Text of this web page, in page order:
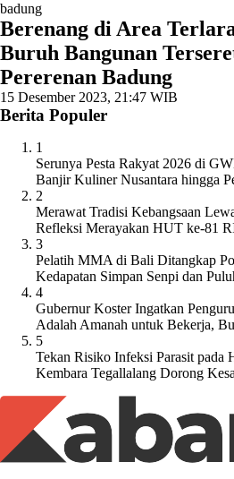
badung
Berenang di Area
Buruh Bangunan
Pererenan Badung
15 Desember 2023, 21:47 WIB
Berita Populer
1
Serunya Pesta Rakyat 2026 di
Banjir Kuliner Nusantara hingga
2
Merawat Tradisi Kebangsaan
Refleksi Merayakan HUT ke-81
3
Pelatih MMA di Bali Ditangkap
Kedapatan Simpan Senpi dan
4
Gubernur Koster Ingatkan
Adalah Amanah untuk Bekerja,
5
Tekan Risiko Infeksi Parasit
Kembara Tegallalang Dorong